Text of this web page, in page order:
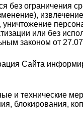
без ограничения
уничтожение
или без
законом от
Сайта
и технические
блокирования,